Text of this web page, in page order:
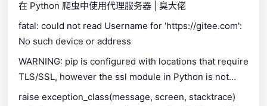
在 Python 爬虫中使用代理服务器 | 臭大佬
fatal: could not read Username for 'https://gitee.com':
No such device or address
WARNING: pip is configured with locations that require
TLS/SSL, however the ssl module in Python is not
available.
raise exception_class(message, screen, stacktrace)